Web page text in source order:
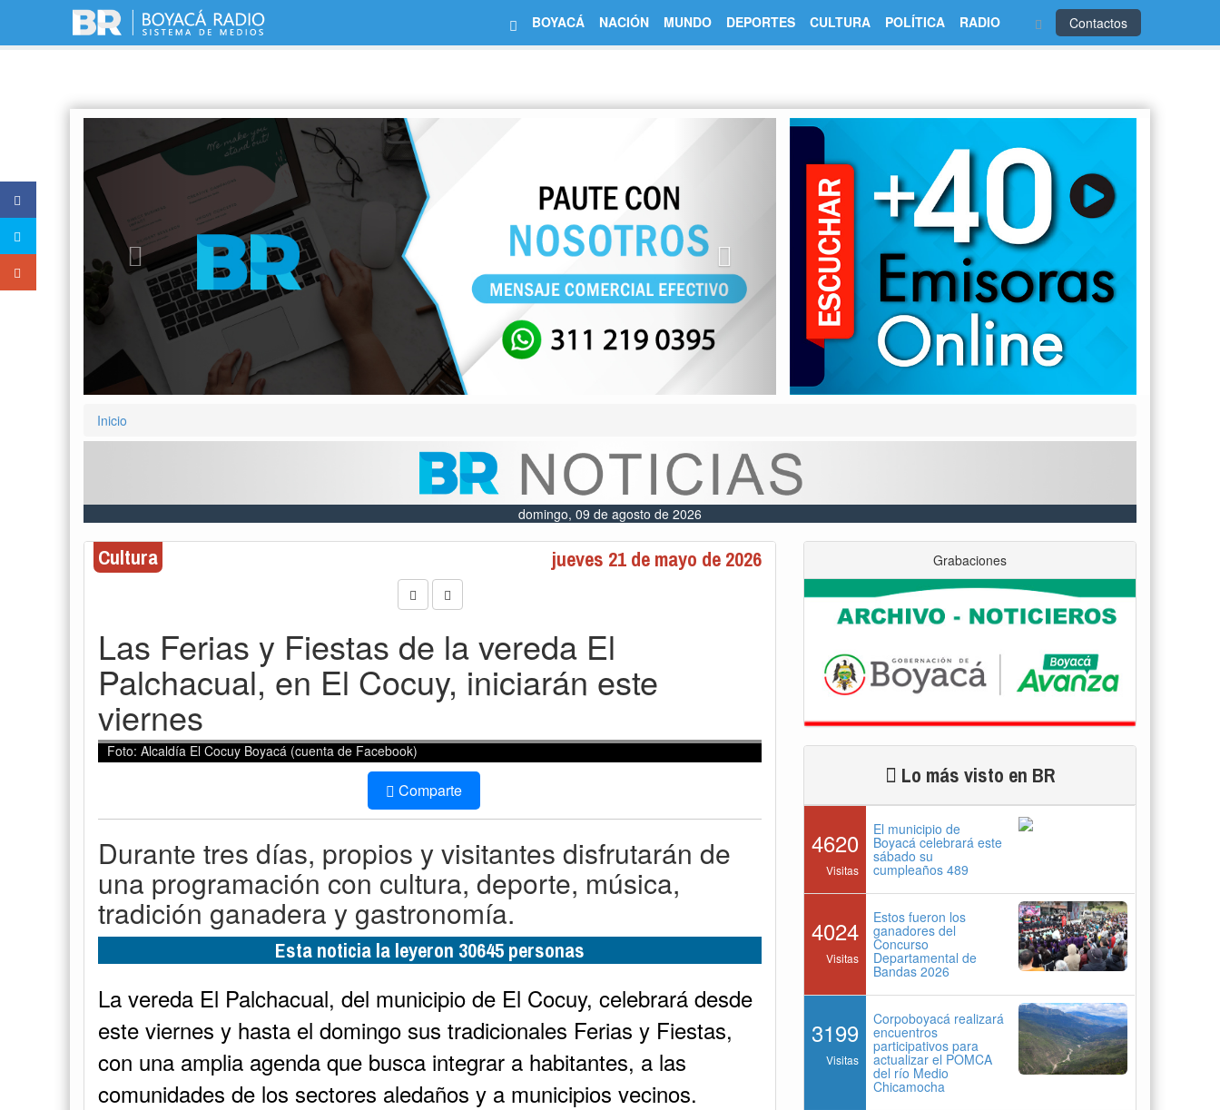
Contactos
BOYACÁ NACIÓN MUNDO DEPORTES CULTURA POLÍTICA RADIO
Previous
Inicio
domingo, 09 de agosto de 2026
Cultura jueves 21 de mayo de 2026
Las Ferias y Fiestas de la vereda El
Palchacual, en El Cocuy, iniciarán este
viernes
Foto: Alcaldía El Cocuy Boyacá (cuenta de Facebook)
Comparte
Durante tres días, propios y visitantes disfrutarán de
una programación con cultura, deporte, música,
tradición ganadera y gastronomía.
Esta noticia la leyeron 30645 personas
La vereda El Palchacual, del municipio de El Cocuy, celebrará desde
este viernes y hasta el domingo sus tradicionales Ferias y Fiestas,
con una amplia agenda que busca integrar a habitantes, a las
comunidades de los sectores aledaños y a municipios vecinos.
Grabaciones
Lo más visto en BR
4620
Visitas
El municipio de
Boyacá celebrará este
sábado su
cumpleaños 489
4024
Visitas
Estos fueron los
ganadores del
Concurso
Departamental de
Bandas 2026
3199
Visitas
Corpoboyacá realizará
encuentros
participativos para
actualizar el POMCA
del río Medio
Chicamocha